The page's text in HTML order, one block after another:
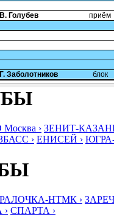
В. Голубев приём
Г. Заболотников блок
› ЗЕНИТ-
› ЕНИСЕЙ ›
НТМК ›
› СПАРТА ›